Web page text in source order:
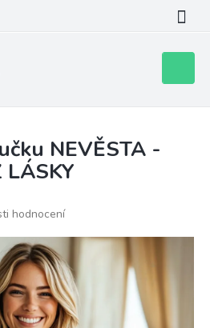
košík
NEVĚSTA -
LÁSKY
hodnocení